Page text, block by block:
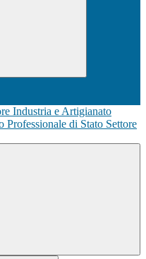
Professionale di Stato Settore